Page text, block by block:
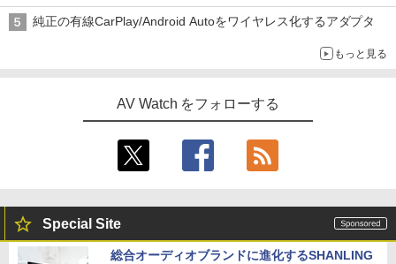
純正の有線CarPlay/Android Autoをワイヤレス化するアダプタ
もっと見る
AV Watch をフォローする
Special Site
総合オーディオブランドに進化するSHANLING